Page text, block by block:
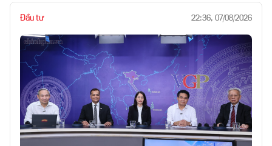
Đầu tư 22:36, 07/08/2026